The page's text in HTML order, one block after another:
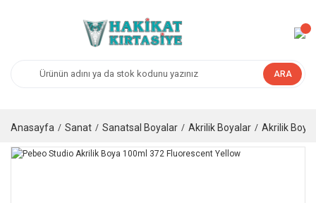
ARA
Anasayfa Sanat Sanatsal Boyalar Akrilik Boyalar Akrilik Boya